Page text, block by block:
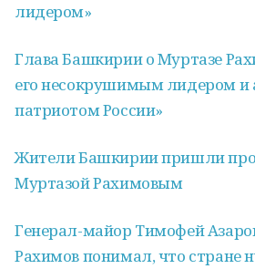
лидером»
Глава Башкирии о Муртазе
его несокрушимым лидером
патриотом России»
Жители Башкирии пришли
Муртазой Рахимовым
Генерал-майор Тимофей
Рахимов понимал, что стране